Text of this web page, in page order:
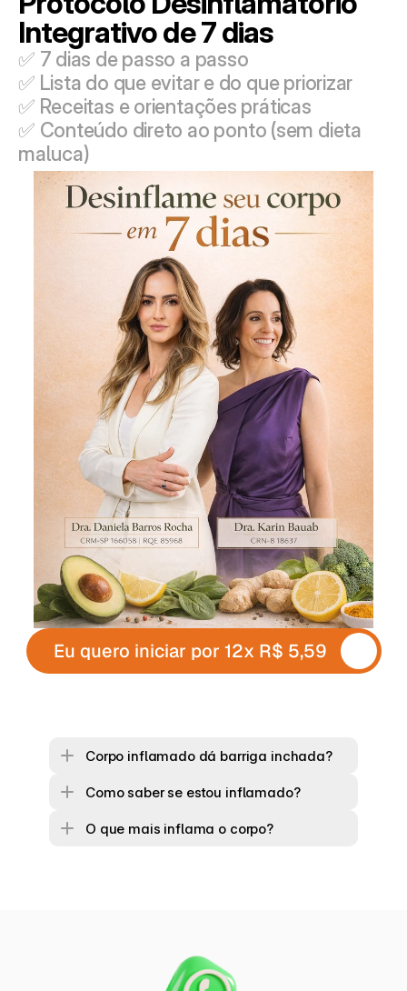
Integrativo de 7 dias
✅ 7 dias de passo a passo
✅ Lista do que evitar e do que priorizar
✅ Receitas e orientações práticas
✅ Conteúdo direto ao ponto (sem dieta
maluca)
Eu quero iniciar por 12x R$ 5,59
Corpo inflamado dá barriga inchada?
Como saber se estou inflamado?
O que mais inflama o corpo?